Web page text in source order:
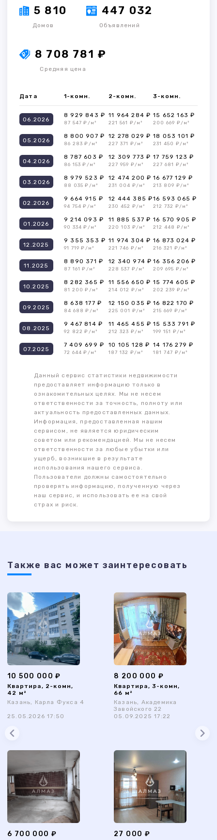
5 810
Домов
447 032
Объявлений
8 708 781 ₽
Средняя цена
Дата 1-комн. 2-комн. 3-комн.
06.2026
8 929 843 ₽
87 547 ₽/м²
11 964 284 ₽
221 561 ₽/м²
15 652 163 ₽
200 669 ₽/м²
05.2026
8 800 907 ₽
86 283 ₽/м²
12 278 029 ₽
227 371 ₽/м²
18 053 101 ₽
231 450 ₽/м²
04.2026
8 787 603 ₽
86 153 ₽/м²
12 309 773 ₽
227 959 ₽/м²
17 759 123 ₽
227 681 ₽/м²
03.2026
8 979 523 ₽
88 035 ₽/м²
12 474 200 ₽
231 004 ₽/м²
16 677 129 ₽
213 809 ₽/м²
02.2026
9 664 915 ₽
94 754 ₽/м²
12 444 385 ₽
230 452 ₽/м²
16 593 065 ₽
212 732 ₽/м²
01.2026
9 214 093 ₽
90 334 ₽/м²
11 885 537 ₽
220 103 ₽/м²
16 570 905 ₽
212 448 ₽/м²
12.2025
9 355 353 ₽
91 719 ₽/м²
11 974 304 ₽
221 746 ₽/м²
16 873 024 ₽
216 321 ₽/м²
11.2025
8 890 371 ₽
87 161 ₽/м²
12 340 974 ₽
228 537 ₽/м²
16 356 206 ₽
209 695 ₽/м²
10.2025
8 282 365 ₽
81 200 ₽/м²
11 556 650 ₽
214 012 ₽/м²
15 774 605 ₽
202 239 ₽/м²
09.2025
8 638 177 ₽
84 688 ₽/м²
12 150 035 ₽
225 001 ₽/м²
16 822 170 ₽
215 669 ₽/м²
08.2025
9 467 814 ₽
92 822 ₽/м²
11 465 455 ₽
212 323 ₽/м²
15 533 791 ₽
199 151 ₽/м²
07.2025
7 409 699 ₽
72 644 ₽/м²
10 105 128 ₽
187 132 ₽/м²
14 176 279 ₽
181 747 ₽/м²
Данный сервис статистики недвижимости
предоставляет информацию только в
ознакомительных целях. Мы не несем
ответственности за точность, полноту или
актуальность предоставленных данных.
Информация, предоставленная нашим
сервисом, не является юридическим
советом или рекомендацией. Мы не несем
ответственности за любые убытки или
ущерб, возникшие в результате
использования нашего сервиса.
Пользователи должны самостоятельно
проверять информацию, полученную через
наш сервис, и использовать ее на свой
страх и риск.
Также ваc может заинтересовать
10 500 000 ₽
Квартира, 2-комн,
42 м²
Казань, Карла Фукса 4
25.05.2026 17:50
8 200 000 ₽
Квартира, 3-комн,
66 м²
Казань, Академика
Завойского 22
05.09.2025 17:22
6 700 000 ₽ 27 000 ₽